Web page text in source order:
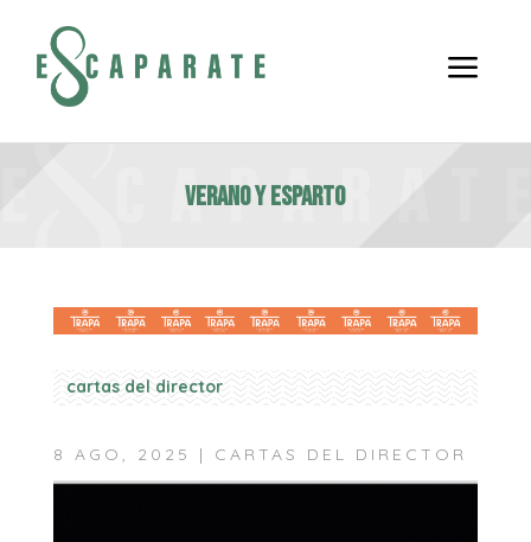
a
VERANO Y ESPARTO
cartas del director
8 AGO, 2025 | CARTAS DEL DIRECTOR